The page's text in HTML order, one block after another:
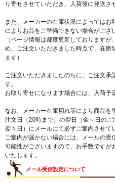
り寄せさせていただき、入荷後に発送さ
また、メーカーの在庫状況によっては
によりお品をご準備できない場合がござ
（ページ情報は都度更新しております
め、ご注文いただきました時点で、在庫
ます）
ご注文いただきましたのちに、ご注文承
す。
お取り寄せになります場合には、入荷予
なお、メーカー在庫切れ等により商品を
注文日（20時まで）の翌日（金～日の
翌々日）にメールにて必ずご案内させて
ご案内が届かない場合には、メールの
可能性がございますので、お手数ですが
いたします。
メール受信設定について